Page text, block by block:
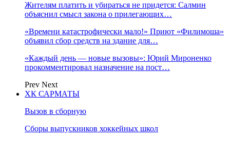
Жителям платить и убираться не придется: Салмин
объяснил смысл закона о прилегающих…
«Времени катастрофически мало!» Приют «Филимоша»
объявил сбор средств на здание для…
«Каждый день — новые вызовы»: Юрий Мироненко
прокомментировал назначение на пост…
Prev Next
ХК САРМАТЫ
Вызов в сборную
Сборы выпускников хоккейных школ